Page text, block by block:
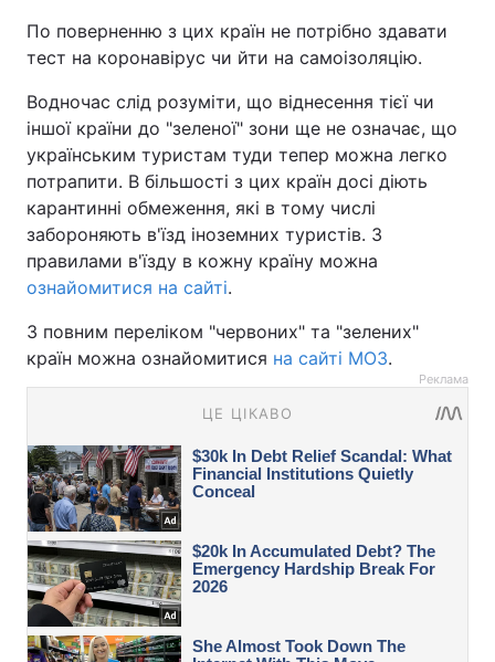
По поверненню з цих країн не потрібно здавати
тест на коронавірус чи йти на самоізоляцію.
Водночас слід розуміти, що віднесення тієї чи
іншої країни до "зеленої" зони ще не означає, що
українським туристам туди тепер можна легко
потрапити. В більшості з цих країн досі діють
карантинні обмеження, які в тому числі
забороняють в'їзд іноземних туристів. З
правилами в'їзду в кожну країну можна
ознайомитися на сайті.
З повним переліком "червоних" та "зелених"
країн можна ознайомитися на сайті МОЗ.
Реклама